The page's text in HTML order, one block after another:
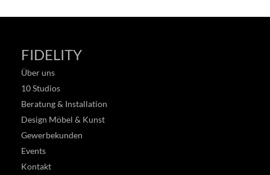
FIDELITY
Über uns
10 Studios
Beratung & Installation
Design Möbel & Kunst
Gewerbekunden
Events
Kontakt